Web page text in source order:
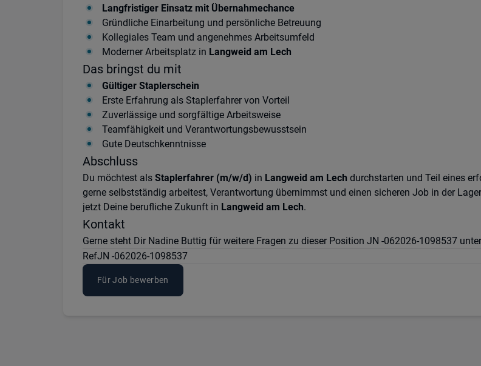
Langfristiger Einsatz mit Übernahmechance
Gründliche Einarbeitung und persönliche Betreuung
Kollegiales Team und angenehmes Arbeitsumfeld
Moderner Arbeitsplatz in Langweid am Lech
Das bringst du mit
Gültiger Staplerschein
Erste Erfahrung als Staplerfahrer von Vorteil
Zuverlässige und sorgfältige Arbeitsweise
Teamfähigkeit und Verantwortungsbewusstsein
Gute Deutschkenntnisse
Abschluss
Du möchtest als Staplerfahrer (m/w/d) in Langweid am Lech durchstarten und Teil eines
gerne selbstständig arbeitest, Verantwortung übernimmst und einen sicheren Job in der
jetzt Deine berufliche Zukunft in Langweid am Lech.
Kontakt
Gerne steht Dir Nadine Buttig für weitere Fragen zu dieser Position JN -062026-1098537
RefJN -062026-1098537
Für Job bewerben